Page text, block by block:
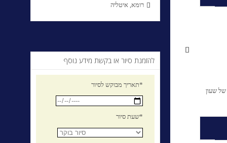
 רומא, איטליה
להזמנת סיור או בקשת מידע נוסף
תאריך מבוקש לסיור*
שעת סיור*

של שעון